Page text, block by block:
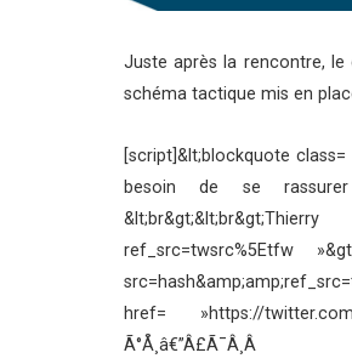
Juste après la rencontre,
schéma tactique mis en
[script]&lt;blockquote
besoin de se rassurer
ref_src=twsrc%5Etfw
href= »https://twitter.com/